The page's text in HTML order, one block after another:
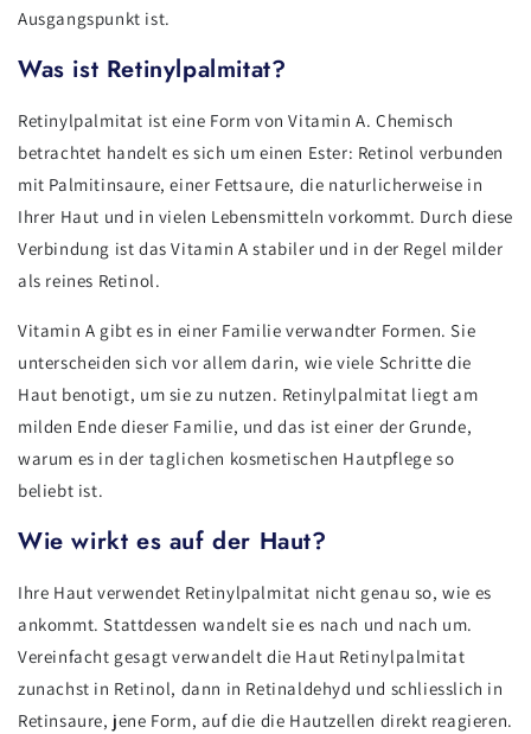
Ausgangspunkt ist.
Was ist Retinylpalmitat?
Retinylpalmitat ist eine Form von Vitamin A. Chemisch
betrachtet handelt es sich um einen Ester: Retinol verbunden
mit Palmitinsaure, einer Fettsaure, die naturlicherweise in
Ihrer Haut und in vielen Lebensmitteln vorkommt. Durch diese
Verbindung ist das Vitamin A stabiler und in der Regel milder
als reines Retinol.
Vitamin A gibt es in einer Familie verwandter Formen. Sie
unterscheiden sich vor allem darin, wie viele Schritte die
Haut benotigt, um sie zu nutzen. Retinylpalmitat liegt am
milden Ende dieser Familie, und das ist einer der Grunde,
warum es in der taglichen kosmetischen Hautpflege so
beliebt ist.
Wie wirkt es auf der Haut?
Ihre Haut verwendet Retinylpalmitat nicht genau so, wie es
ankommt. Stattdessen wandelt sie es nach und nach um.
Vereinfacht gesagt verwandelt die Haut Retinylpalmitat
zunachst in Retinol, dann in Retinaldehyd und schliesslich in
Retinsaure, jene Form, auf die die Hautzellen direkt reagieren.